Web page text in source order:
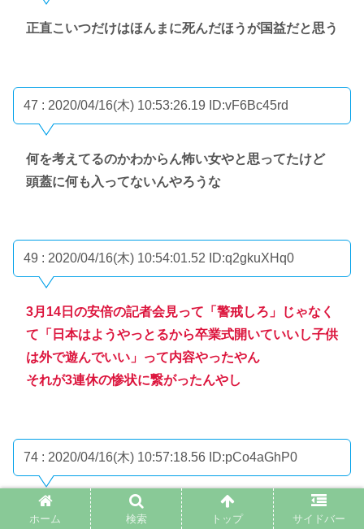
正直こいつだけはほんまに死んだほうが国益だと思う
47 : 2020/04/16(木) 10:53:26.19 ID:vF6Bc45rd
何を考えてるのかわからん怖い女やと思ってたけど
頭蓋に何も入ってないんやろうな
49 : 2020/04/16(木) 10:54:01.52 ID:q2gkuXHq0
3月14日の安倍の記者会見って「警戒しろ」じゃなく
て「日本はようやっとるから卒業式開いていいし子供
は外で遊んでいい」って内容やったやん
それが3連休の惨状に繋がったんやし
74 : 2020/04/16(木) 10:57:18.56 ID:pCo4aGhP0
>>49
ホーム 検索 トップ サイドバー